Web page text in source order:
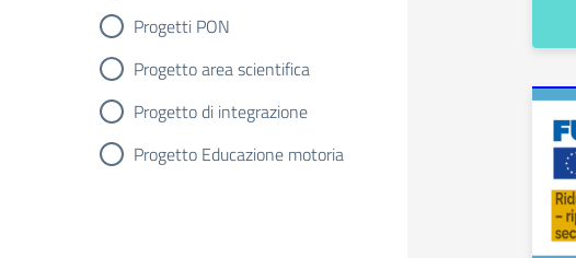
Progetti PON
Progetto area scientifica
Progetto di integrazione
Progetto Educazione motoria